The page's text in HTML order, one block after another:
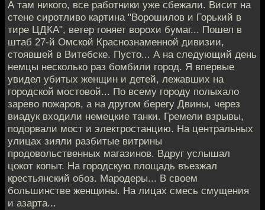
А там никого, все работники уже сбежали. Висит на
стене сиротливо картина "Ворошилов и Горький в
тире ЦДКА", ветер гоняет ворохи бумаг... Пошел в
штаб 27-й Омской Краснознаменной дивизии,
стоявшей в Витебске. Пусто... А на следующий день
немцы несколько раз бомбили город. Я впервые
увидел убитых женщин и детей, лежавших на
городской мостовой... По всему городу полыхало
зарево пожаров, а на другом берегу Двины, через
виадук входили немецкие танки. Гремели взрывы,
подорвали мост и электростанцию. На центральных
улицах зияли разбитые витрины
продовольственных магазинов. Вдруг услышал
цокот копыт. На городскую площадь въезжал
крестьянский обоз. Мародеры... В своем
большинстве женщины. На лицах смесь смущения
и азарта...